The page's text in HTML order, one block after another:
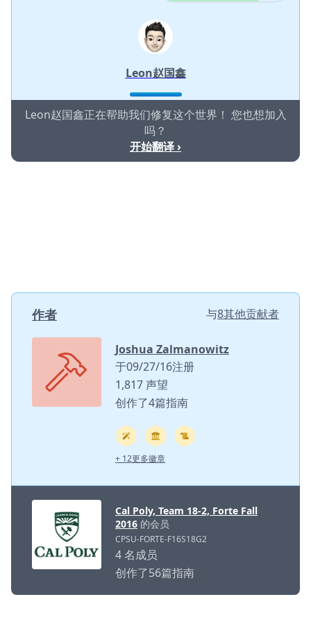
Leon赵国鑫
Leon赵国鑫正在帮助我们修复这个世界！ 您也想加入
吗？
开始翻译 ›
作者 与8其他贡献者
Joshua Zalmanowitz
于09/27/16注册
1,817 声望
创作了4篇指南
+ 12更多徽章
Cal Poly, Team 18-2, Forte Fall
2016 的会员
CPSU-FORTE-F16S18G2
4 名成员
创作了56篇指南